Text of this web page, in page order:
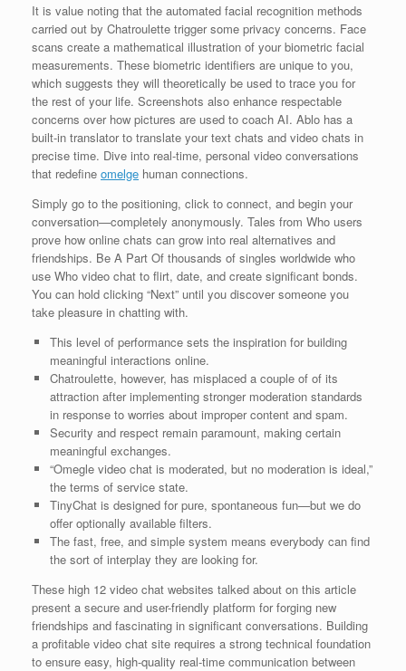
It is value noting that the automated facial recognition methods
carried out by Chatroulette trigger some privacy concerns. Face
scans create a mathematical illustration of your biometric facial
measurements. These biometric identifiers are unique to you,
which suggests they will theoretically be used to trace you for
the rest of your life. Screenshots also enhance respectable
concerns over how pictures are used to coach AI. Ablo has a
built-in translator to translate your text chats and video chats in
precise time. Dive into real-time, personal video conversations
that redefine omelge human connections.
Simply go to the positioning, click to connect, and begin your
conversation—completely anonymously. Tales from Who users
prove how online chats can grow into real alternatives and
friendships. Be A Part Of thousands of singles worldwide who
use Who video chat to flirt, date, and create significant bonds.
You can hold clicking “Next” until you discover someone you
take pleasure in chatting with.
This level of performance sets the inspiration for building
meaningful interactions online.
Chatroulette, however, has misplaced a couple of of its
attraction after implementing stronger moderation standards
in response to worries about improper content and spam.
Security and respect remain paramount, making certain
meaningful exchanges.
“Omegle video chat is moderated, but no moderation is ideal,”
the terms of service state.
TinyChat is designed for pure, spontaneous fun—but we do
offer optionally available filters.
The fast, free, and simple system means everybody can find
the sort of interplay they are looking for.
These high 12 video chat websites talked about on this article
present a secure and user-friendly platform for forging new
friendships and fascinating in significant conversations. Building
a profitable video chat site requires a strong technical foundation
to ensure easy, high-quality real-time communication between